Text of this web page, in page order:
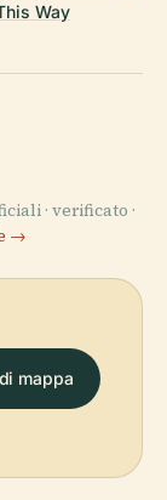
Way
· verificato ·
→
mappa